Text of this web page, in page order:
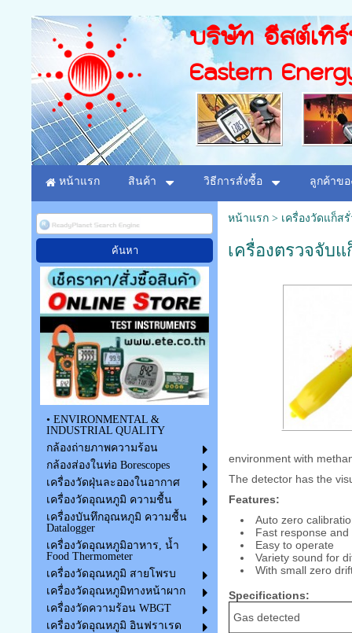
บริษัท อีสต์เทิ
Eastern
หน้าแรก สินค้า วิธีการสั่งซื้อ ลูกค้าขอ
• ENVIRONMENTAL &
INDUSTRIAL QUALITY
กล้องถ่ายภาพความร้อน
กล้องส่องในท่อ Borescopes
เครื่องวัดฝุ่นละอองในอากาศ
เครื่องวัดอุณหภูมิ ความชื้น
เครื่องบันทึกอุณหภูมิ ความชื้น
Datalogger
เครื่องวัดอุณหภูมิอาหาร, น้ำ
Food Thermometer
เครื่องวัดอุณหภูมิ สายโพรบ
เครื่องวัดอุณหภูมิทางหน้าผาก
เครื่องวัดความร้อน WBGT
เครื่องวัดอุณหภูมิ อินฟราเรด
หน้าแรก> เครื่องวัดแก็ส
เครื่องตรวจจับแ
environment with
The detector has the
Features:
Auto zero
Fast response and
Easy to operate
Variety sound for
With small zero
Specifications:
Gas detected